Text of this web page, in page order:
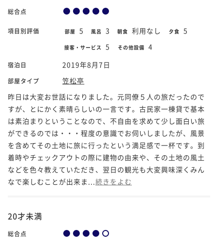
総合点
項目別評価 部屋 5 風呂 3 朝食 利用なし 夕食 5
接客・サービス 5 その他設備 4
宿泊日 2019年8月7日
部屋タイプ
笠松亭
昨日は大変お世話になりました。元同僚５人の旅だったので
すが、とにかく素晴らしいの一言です。古民家一棟貸で基本
は素泊まりということなので、不自由を求めて少し面白い旅
ができるのでは・・・程度の意識でお伺いしましたが、風景
を含めてその土地に旅に行ったという満足感で一杯です。到
着時やチェックアウトの際に建物の由来や、その土地の風土
などを色々教えていただき、翌日の観光も大変興味深くみん
なで楽しむことが出来ま... 続きをよむ
20才未満
総合点